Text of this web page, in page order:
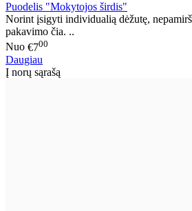
Puodelis "Mokytojos širdis"
Norint įsigyti individualią dėžutę,
pakavimo čia. ..
Nuo €700
Daugiau
Į norų sąrašą